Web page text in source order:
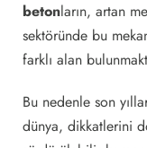
betonların, artan
sektöründe bu
farklı alan
Bu nedenle son
dünya, dikkatlerini